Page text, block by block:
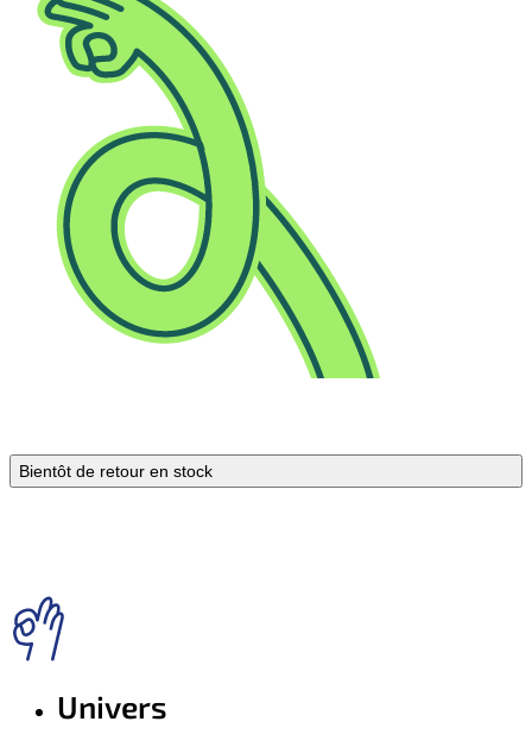
Bientôt de retour en stock
Univers